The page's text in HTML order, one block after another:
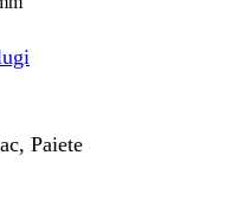
Paiete